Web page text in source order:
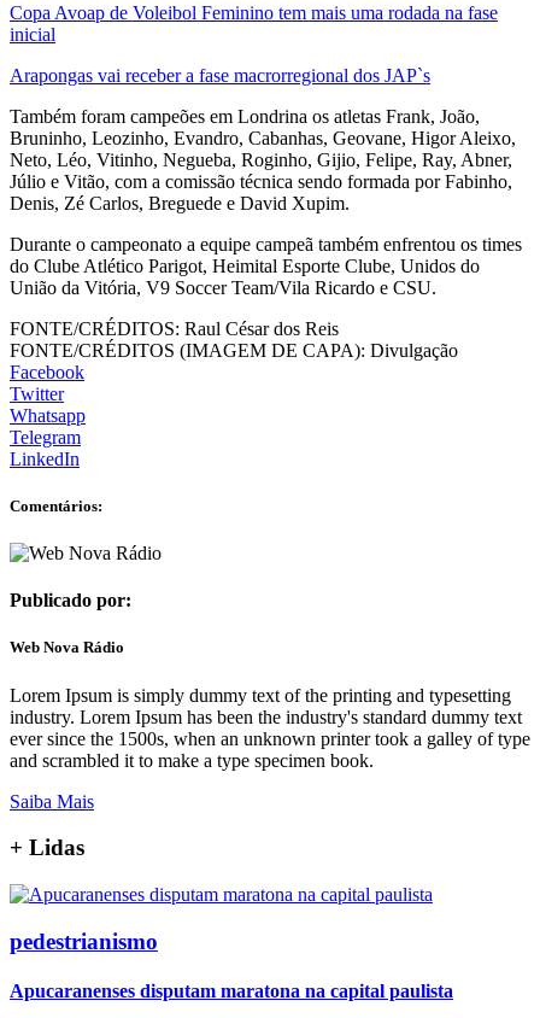
Copa Avoap de Voleibol Feminino tem mais uma rodada na fase
inicial
Arapongas vai receber a fase macrorregional dos JAP`s
Também foram campeões em Londrina os atletas Frank, João,
Bruninho, Leozinho, Evandro, Cabanhas, Geovane, Higor Aleixo,
Neto, Léo, Vitinho, Negueba, Roginho, Gijio, Felipe, Ray, Abner,
Júlio e Vitão, com a comissão técnica sendo formada por Fabinho,
Denis, Zé Carlos, Breguede e David Xupim.
Durante o campeonato a equipe campeã também enfrentou os times
do Clube Atlético Parigot, Heimital Esporte Clube, Unidos do
União da Vitória, V9 Soccer Team/Vila Ricardo e CSU.
FONTE/CRÉDITOS: Raul César dos Reis
FONTE/CRÉDITOS (IMAGEM DE CAPA): Divulgação
Facebook
Twitter
Whatsapp
Telegram
LinkedIn
Comentários:
Publicado por:
Web Nova Rádio
Lorem Ipsum is simply dummy text of the printing and typesetting
industry. Lorem Ipsum has been the industry's standard dummy text
ever since the 1500s, when an unknown printer took a galley of type
and scrambled it to make a type specimen book.
Saiba Mais
+ Lidas
pedestrianismo
Apucaranenses disputam maratona na capital paulista